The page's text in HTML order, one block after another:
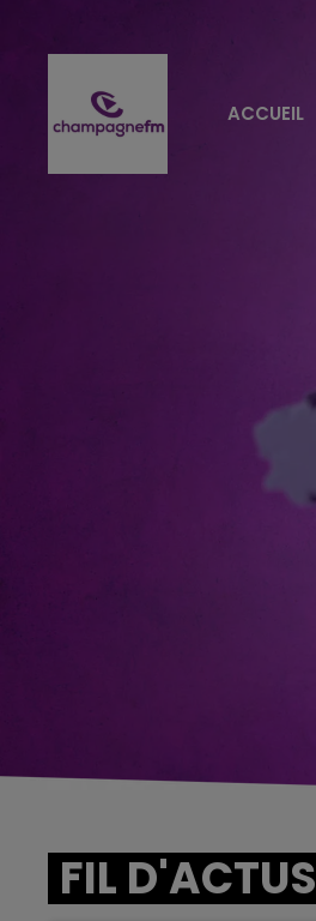
ACCUEIL
FIL D'ACTUS